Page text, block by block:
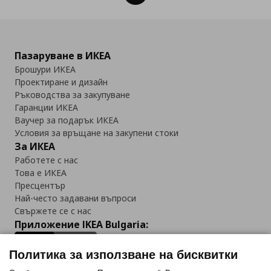
Пазаруване в ИКЕА
Брошури ИКЕА
Проектиране и дизайн
Ръководства за закупуване
Гаранции ИКЕА
Ваучер за подарък ИКЕА
Условия за връщане на закупени стоки
За ИКЕА
Работете с нас
Това е ИКЕА
Пресцентър
Най-често задавани въпроси
Свържете се с нас
Приложение IKEA Bulgaria:
Политика за използване на бисквитки